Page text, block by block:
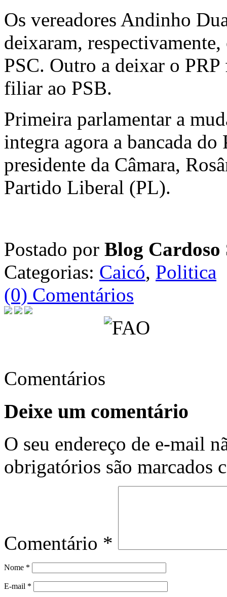
Os vereadores Andinho
deixaram,
PSC. Outro a deixar o
filiar ao PSB.
Primeira parlamentar a
integra agora a bancada
presidente da Câmara,
Partido Liberal (PL).
Postado por Blog Cardoso
Categorias: Caicó, Politica
(0) Comentários
Comentários
Deixe um comentário
O seu endereço de e-mail
obrigatórios são marcados
Comentário *
Nome *
E-mail *